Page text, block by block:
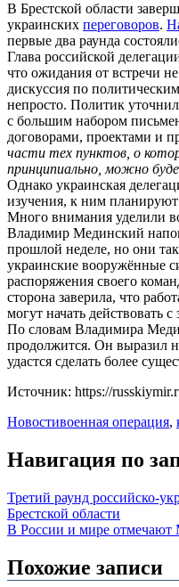
В Брестской области
украинских переговоров.
первые два раунда
Глава российской
что ожидания от встречи
дискуссия по
непросто. Политик
с большим набором
договорами, проектами и
части тех пунктов, о
принципиально, можно
Однако украинская
изучения, к ним
Много внимания уделили
Владимир Мединский
прошлой неделе, но они
украинские вооружённые
распоряжения своего
сторона заверила, что
могут начать действовать
По словам Владимира
продолжится. Он выразил
удастся сделать более
Источник: https://
Новостивоенная операция,
Навигация по
Третий раунд российско-
Брестской области
В России и мире
Похожие записи